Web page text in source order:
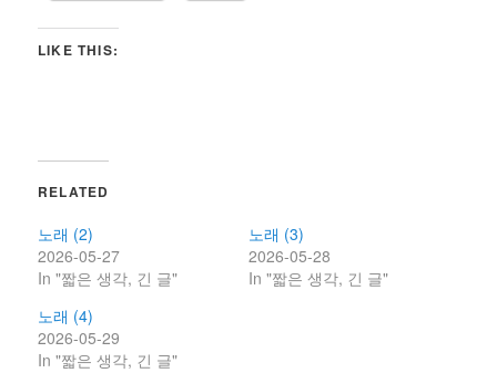
LIKE THIS:
RELATED
노래 (2)
2026-05-27
In "짧은 생각, 긴 글"
노래 (3)
2026-05-28
In "짧은 생각, 긴 글"
노래 (4)
2026-05-29
In "짧은 생각, 긴 글"